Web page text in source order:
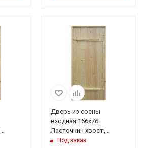
Дверь из сосны
входная 156х76
Ласточкин хвост,
Банный Перец
Под заказ